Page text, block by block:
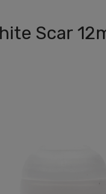
Scar